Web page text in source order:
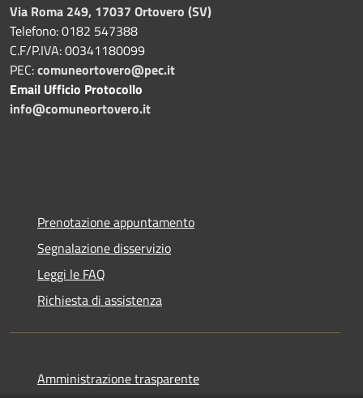
Via Roma 249, 17037 Ortovero (SV)
Telefono: 0182 547388
C.F/P.IVA: 00341180099
PEC:comuneortovero@pec.it
Email Ufficio Protocollo
info@comuneortovero.it
Prenotazione appuntamento
Segnalazione disservizio
Leggi le FAQ
Richiesta di assistenza
Amministrazione trasparente